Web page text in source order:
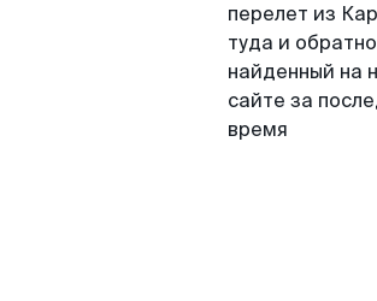
перелет из
туда и
найденный на
сайте за
время